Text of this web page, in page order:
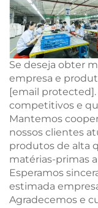
Se deseja obter
empresa e
[email protected]
competitivos e
Mantemos
nossos clientes
produtos de alta
matérias-primas
Esperamos
estimada
Agradecemos e